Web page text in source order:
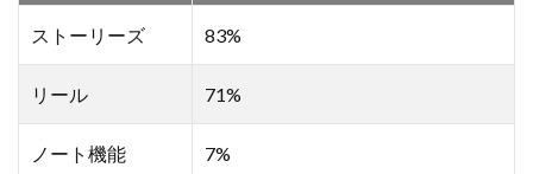
ストーリーズ 83%
リール 71%
ノート機能 7%